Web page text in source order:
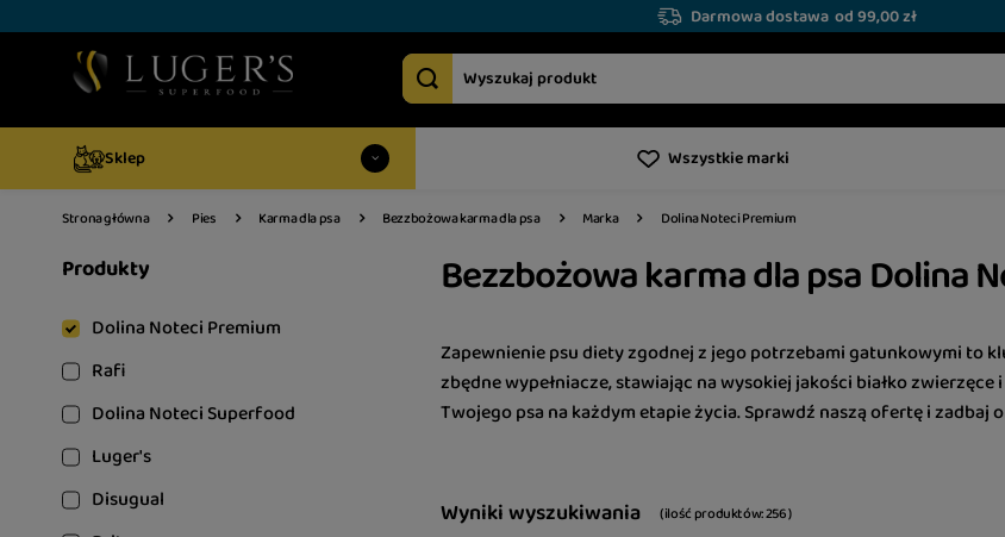
Darmowa dostawa od 99,00 zł
Sklep Wszystkie marki
Strona główna Pies Karma dla psa Bezzbożowa karma dla psa Marka Dolina Noteci Premium
Produkty
Dolina Noteci Premium
Rafi
Dolina Noteci Superfood
Luger's
Disugual
Bezzbożowa karma dla psa Dolina
Zapewnienie psu diety zgodnej z jego potrzebami gatunkowymi to
zbędne wypełniacze, stawiając na wysokiej jakości białko
Twojego psa na każdym etapie życia. Sprawdź naszą ofertę i zadbaj
Wyniki wyszukiwania ( ilość produktów:256)